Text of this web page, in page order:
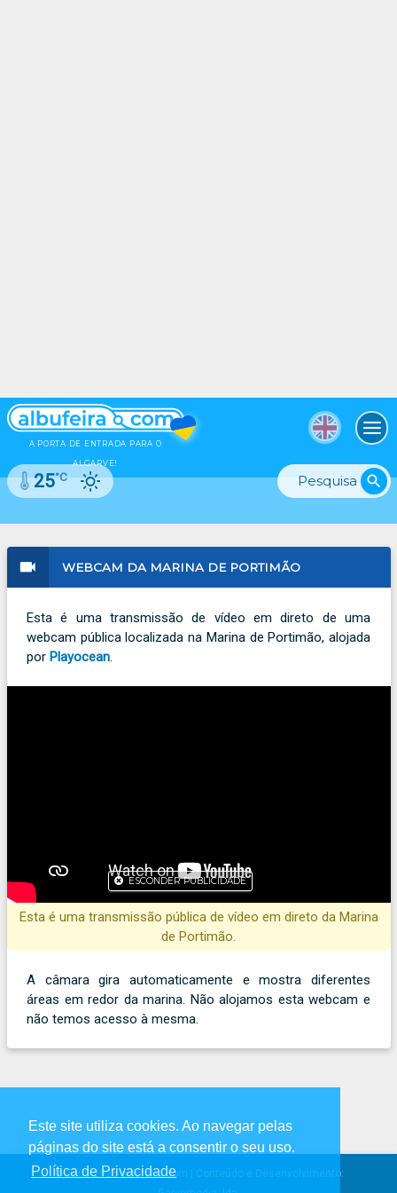
Este site utiliza cookies. Ao navegar pelas
páginas do site está a consentir o seu uso.
Política de Privacidade
A PORTA DE ENTRADA PARA O
ALGARVE!
search
25°C
videocam WEBCAM DA MARINA DE PORTIMÃO
Esta é uma transmissão de vídeo em direto de uma
webcam pública localizada na Marina de Portimão, alojada
por Playocean.
ESCONDER PUBLICIDADE
Esta é uma transmissão pública de vídeo em direto da Marina
de Portimão.
A câmara gira automaticamente e mostra diferentes
áreas em redor da marina. Não alojamos esta webcam e
não temos acesso à mesma.
© 2005-2026 albufeira.com | Conteúdo e Desenvolvimento: